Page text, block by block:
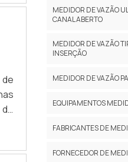
do
MEDIDOR DE VAZÃO
CANAL ABERTO
MEDIDOR DE VAZÃO
INSERÇÃO
MEDIDOR DE VAZÃO
EQUIPAMENTOS
FABRICANTES DE
FORNECEDOR DE